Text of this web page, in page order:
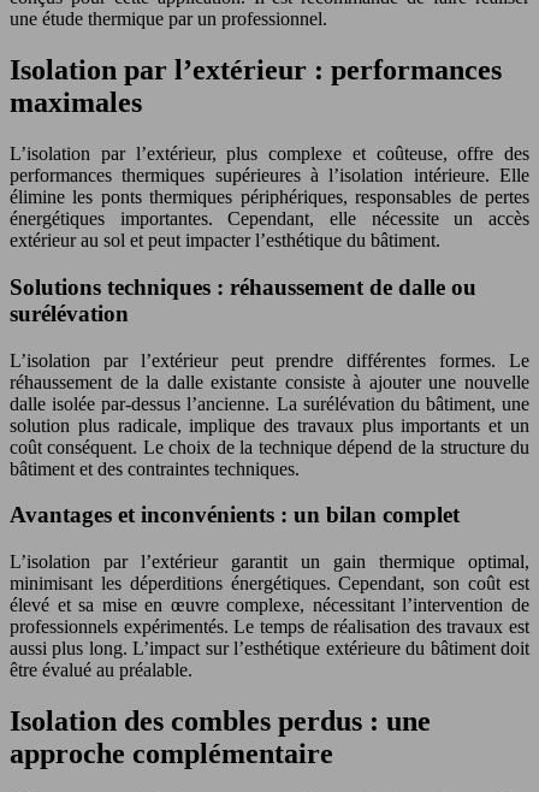
une étude thermique par un professionnel.
Isolation par l’extérieur : performances
maximales
L’isolation par l’extérieur, plus complexe et coûteuse, offre des
performances thermiques supérieures à l’isolation intérieure. Elle
élimine les ponts thermiques périphériques, responsables de pertes
énergétiques importantes. Cependant, elle nécessite un accès
extérieur au sol et peut impacter l’esthétique du bâtiment.
Solutions techniques : réhaussement de dalle ou
surélévation
L’isolation par l’extérieur peut prendre différentes formes. Le
réhaussement de la dalle existante consiste à ajouter une nouvelle
dalle isolée par-dessus l’ancienne. La surélévation du bâtiment, une
solution plus radicale, implique des travaux plus importants et un
coût conséquent. Le choix de la technique dépend de la structure du
bâtiment et des contraintes techniques.
Avantages et inconvénients : un bilan complet
L’isolation par l’extérieur garantit un gain thermique optimal,
minimisant les déperditions énergétiques. Cependant, son coût est
élevé et sa mise en œuvre complexe, nécessitant l’intervention de
professionnels expérimentés. Le temps de réalisation des travaux est
aussi plus long. L’impact sur l’esthétique extérieure du bâtiment doit
être évalué au préalable.
Isolation des combles perdus : une
approche complémentaire